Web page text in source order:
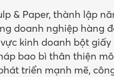
& Paper, thành lập
doanh nghiệp hàng
kinh doanh bột giấy
bao bì thân thiện
triển mạnh mẽ,